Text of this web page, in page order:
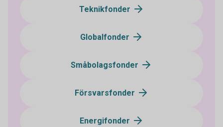
Teknikfonder
Globalfonder
Småbolagsfonder
Försvarsfonder
Energifonder